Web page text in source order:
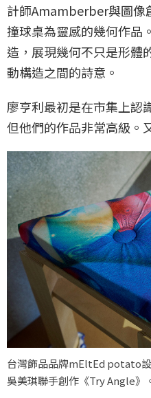
計師Amamberber與圖像
撞球桌為靈感的幾何作品
造，展現幾何不只是形體
動構造之間的詩意。
廖亨利最初是在市集上認
但他們的作品非常高級。
台灣飾品品牌mEltEd potato
吳美琪聯手創作《Try Angle》